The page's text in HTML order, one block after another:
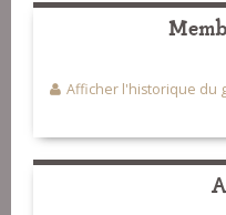
Afficher l'historique du